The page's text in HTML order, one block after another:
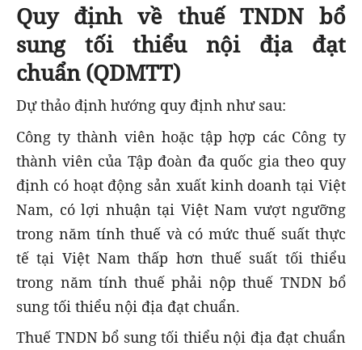
Quy định về thuế TNDN bổ
sung tối thiểu nội địa đạt
chuẩn (QDMTT)
Dự thảo định hướng quy định như sau:
Công ty thành viên hoặc tập hợp các Công ty
thành viên của Tập đoàn đa quốc gia theo quy
định có hoạt động sản xuất kinh doanh tại Việt
Nam, có lợi nhuận tại Việt Nam vượt ngưỡng
trong năm tính thuế và có mức thuế suất thực
tế tại Việt Nam thấp hơn thuế suất tối thiểu
trong năm tính thuế phải nộp thuế TNDN bổ
sung tối thiểu nội địa đạt chuẩn.
Thuế TNDN bổ sung tối thiểu nội địa đạt chuẩn